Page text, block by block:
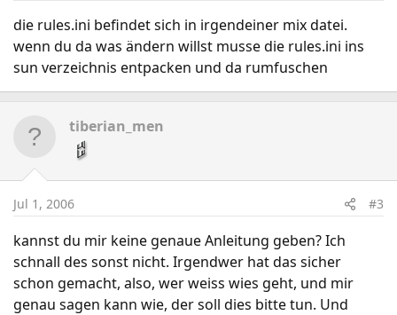
die rules.ini befindet sich in irgendeiner mix datei.
wenn du da was ändern willst musse die rules.ini ins
sun verzeichnis entpacken und da rumfuschen
tiberian_men
Jul 1, 2006 #3
kannst du mir keine genaue Anleitung geben? Ich
schnall des sonst nicht. Irgendwer hat das sicher
schon gemacht, also, wer weiss wies geht, und mir
genau sagen kann wie, der soll dies bitte tun. Und